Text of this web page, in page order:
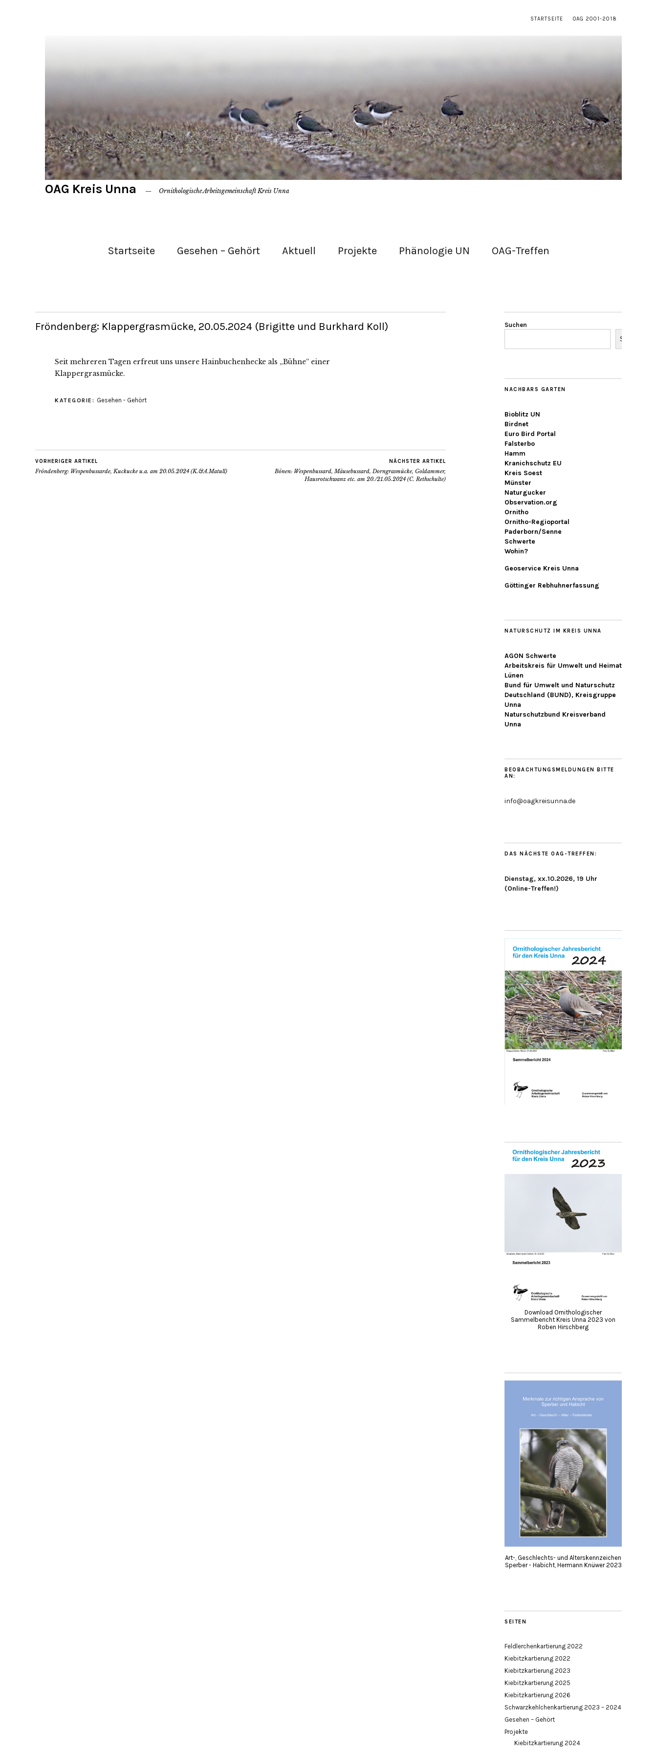
STARTSEITE OAG 2001-2018
OAG Kreis Unna Ornithologische Arbeitsgemeinschaft Kreis Unna
Startseite Gesehen – Gehört Aktuell Projekte Phänologie UN OAG-Treffen
Fröndenberg: Klappergrasmücke, 20.05.2024 (Brigitte und Burkhard Koll)
Seit mehreren Tagen erfreut uns unsere Hainbuchenhecke als „Bühne“ einer
Klappergrasmücke.
KATEGORIE: Gesehen - Gehört
VORHERIGER ARTIKEL
Fröndenberg: Wespenbussarde, Kuckucke u.a. am 20.05.2024 (K.&A.Matull)
NÄCHSTER ARTIKEL
Bönen: Wespenbussard, Mäusebussard, Dorngrasmücke, Goldammer,
Hausrotschwanz etc. am 20./21.05.2024 (C. Rethschulte)
Suchen
Suchen
NACHBARS GARTEN
Bioblitz UN
Birdnet
Euro Bird Portal
Falsterbo
Hamm
Kranichschutz EU
Kreis Soest
Münster
Naturgucker
Observation.org
Ornitho
Ornitho-Regioportal
Paderborn/Senne
Schwerte
Wohin?
Geoservice Kreis Unna
Göttinger Rebhuhnerfassung
NATURSCHUTZ IM KREIS UNNA
AGON Schwerte
Arbeitskreis für Umwelt und Heimat
Lünen
Bund für Umwelt und Naturschutz
Deutschland (BUND), Kreisgruppe
Unna
Naturschutzbund Kreisverband
Unna
BEOBACHTUNGSMELDUNGEN BITTE
AN:
info@oagkreisunna.de
DAS NÄCHSTE OAG-TREFFEN:
Dienstag, xx.10.2026, 19 Uhr
(Online-Treffen!)
Download Ornithologischer
Sammelbericht Kreis Unna 2023 von
Roben Hirschberg
Art-, Geschlechts- und Alterskennzeichen
Sperber - Habicht, Hermann Knüwer 2023
SEITEN
Feldlerchenkartierung 2022
Kiebitzkartierung 2022
Kiebitzkartierung 2023
Kiebitzkartierung 2025
Kiebitzkartierung 2026
Schwarzkehlchenkartierung 2023 – 2024
Gesehen – Gehört
Projekte
Kiebitzkartierung 2024